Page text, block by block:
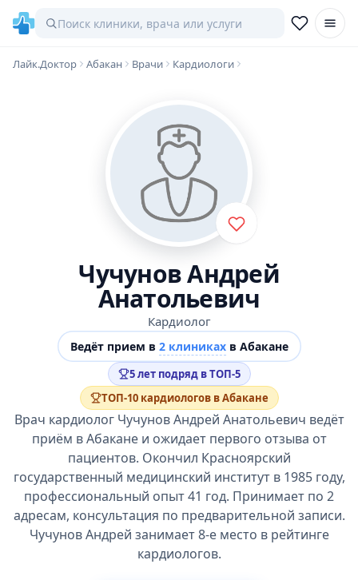
Лайк.Доктор Абакан Врачи Кардиологи
Чучунов Андрей
Анатольевич
Кардиолог
Ведёт прием в 2 клиникахв Абакане
5 лет подряд в ТОП-5
ТОП-10 кардиологов в Абакане
Врач кардиолог Чучунов Андрей Анатольевич ведёт
приём в Абакане и ожидает первого отзыва от
пациентов. Окончил Красноярский
государственный медицинский институт в 1985 году,
профессиональный опыт 41 год. Принимает по 2
адресам, консультация по предварительной записи.
Чучунов Андрей занимает 8-е место в рейтинге
кардиологов.